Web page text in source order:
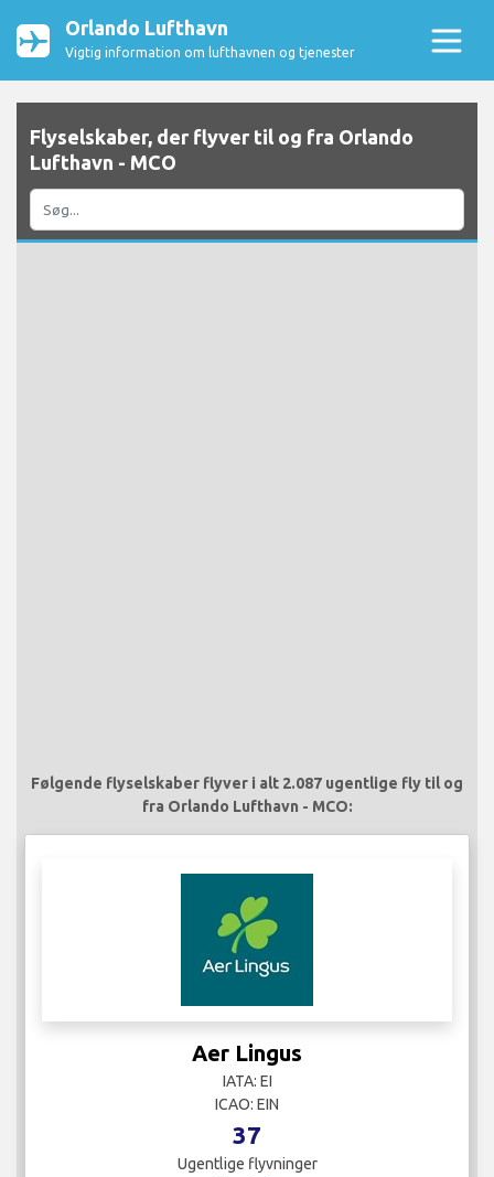
Orlando Lufthavn
Vigtig information om lufthavnen og tjenester
Flyselskaber, der flyver til og fra Orlando
Lufthavn - MCO
Følgende flyselskaber flyver i alt 2.087 ugentlige fly til og
fra Orlando Lufthavn - MCO:
Aer Lingus
IATA: EI
ICAO: EIN
37
Ugentlige flyvninger